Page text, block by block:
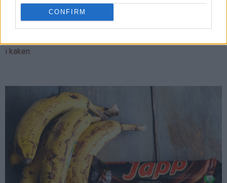
CONFIRM
godt modne bananer!
Jeg brukte her 2 stk doble Japp (à 60 gram). Det går fint å
i kaken.